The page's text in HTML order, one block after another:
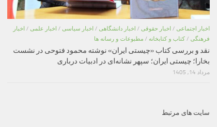
اخبار اجتماعی / اخبار حقوقی / اخبار دانشگاهی / اخبار سیاسی / اخبار علمی / اخبار
فرهنگی / کتاب و کتابخانه / مطبوعات و رسانه ها
نقد و بررسی کتاب «چیستی ایران» نوشته محمود فتوحی در نشست
بخارا؛ چیستی ایران؛ سپهر نشانه‌ای در ادبیات درباری
مرداد 14, 1405
سایت های مرتبط